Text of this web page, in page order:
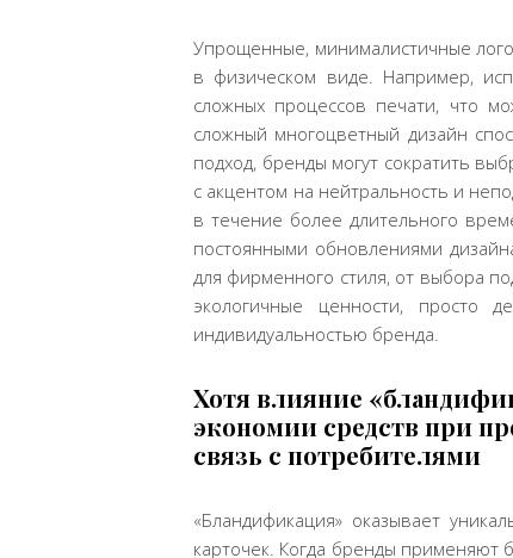
Упрощенные, минималистичные
в физическом виде. Например,
сложных процессов печати, что
сложный многоцветный дизайн
подход, бренды могут сократить
с акцентом на нейтральность и
в течение более длительного
постоянными обновлениями
для фирменного стиля, от выбора
экологичные ценности, просто
индивидуальностью бренда.
Хотя влияние
экономии средств при
связь с потребителями
«Бландификация» оказывает
карточек. Когда бренды применяют